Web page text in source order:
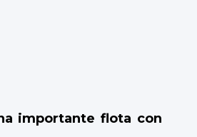
importante flota con